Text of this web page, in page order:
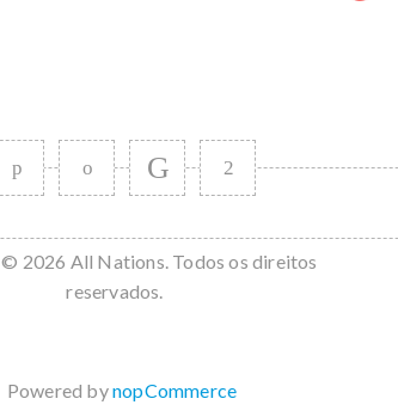
2026 All Nations. Todos os direitos
reservados.
Powered bynopCommerce